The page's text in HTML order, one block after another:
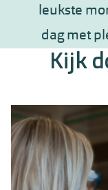
leukste
dag met
Kijk